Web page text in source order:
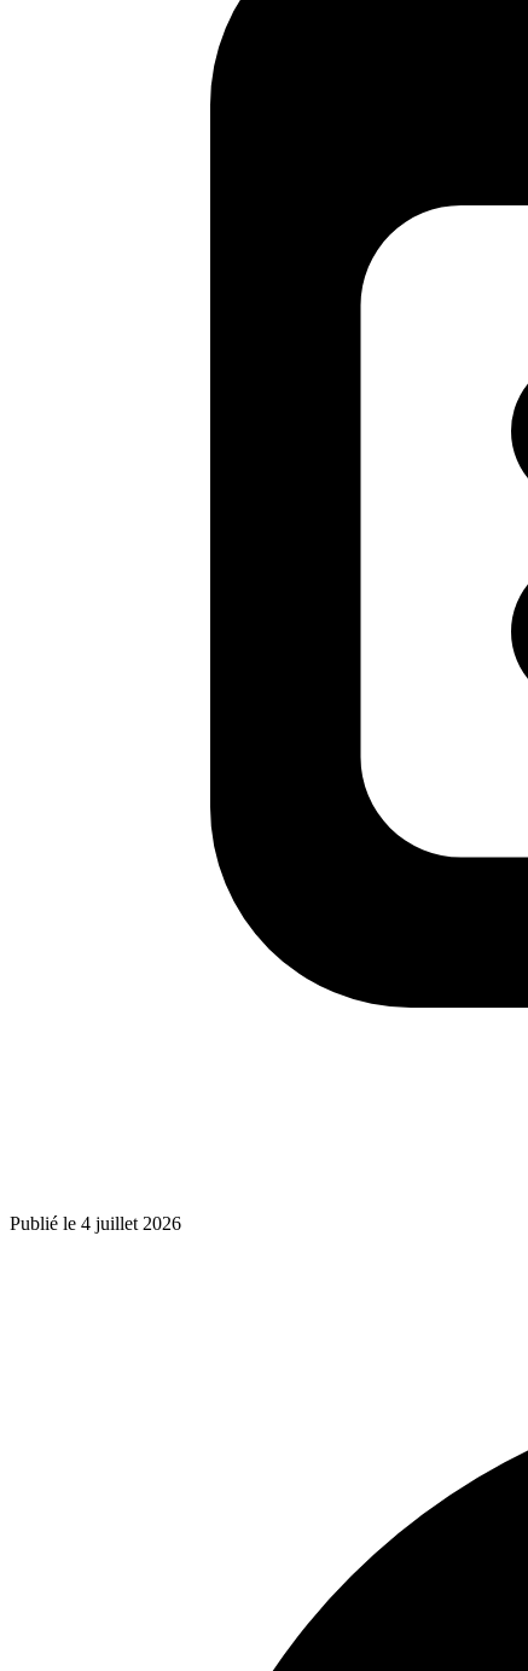
Publié le 4 juillet 2026